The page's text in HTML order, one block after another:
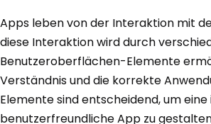
Apps leben von der Interaktion mit
diese Interaktion wird durch
Benutzeroberflächen-Elemente
Verständnis und die korrekte
Elemente sind entscheidend, um
benutzerfreundliche App zu